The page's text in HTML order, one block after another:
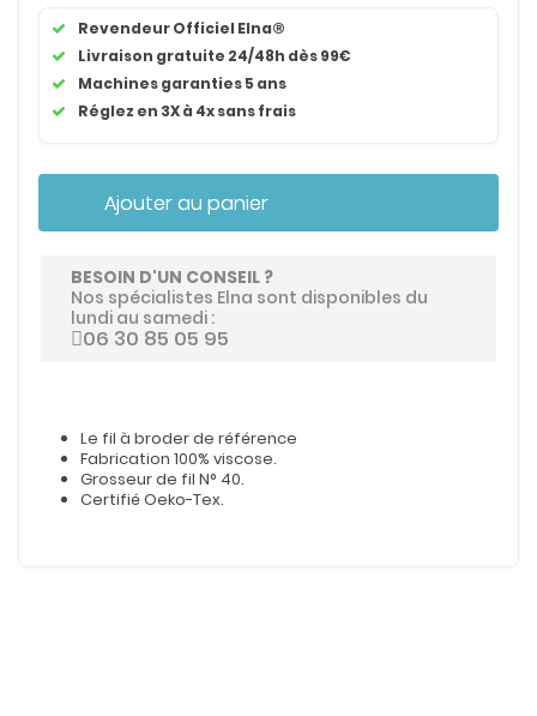
Revendeur Officiel Elna®
Livraison gratuite 24/48h dès 99€
Machines garanties 5 ans
Réglez en 3X à 4x sans frais
Ajouter au panier
BESOIN D'UN CONSEIL ?
Nos spécialistes Elna sont disponibles du
lundi au samedi :
06 30 85 05 95
Le fil à broder de référence
Fabrication 100% viscose.
Grosseur de fil N° 40.
Certifié Oeko-Tex.